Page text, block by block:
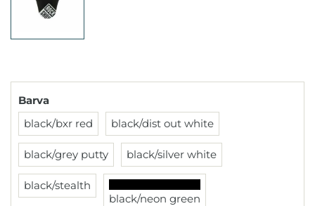
Barva
black/bxr red
black/dist out white
black/grey putty black/silver white
black/stealth
black/neon green